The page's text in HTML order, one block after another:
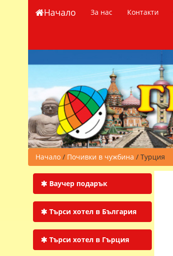
Начало За нас Контакти
Начало / Почивки в чужбина / Турция
Ваучер подарък
Търси хотел в България
Търси хотел в Гърция